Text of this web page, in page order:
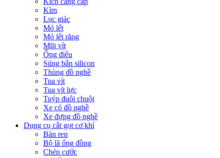
Kìm
Lục giác
Mỏ lết
Mỏ lết răng
Mũi vít
Ống điếu
Súng bắn silicon
Thùng đồ nghề
Tua vít
Tua vít lực
Tuýp đuôi chuột
Xe có đồ nghề
Xe đựng đồ nghề
Dụng cụ cắt gọt cơ khí
Bàn ren
Bộ lã ống đồng
Chén cước